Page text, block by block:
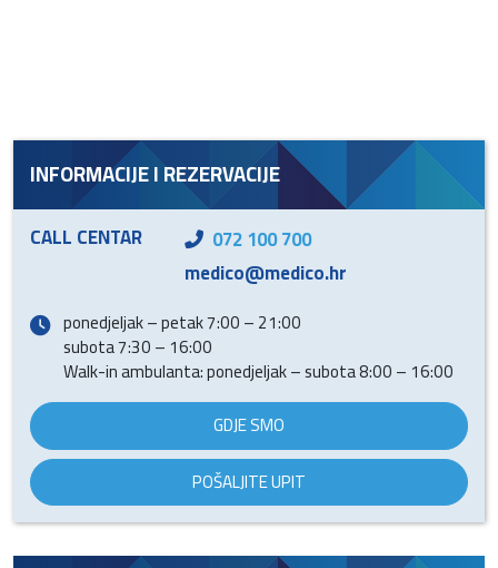
INFORMACIJE I REZERVACIJE
CALL CENTAR
072 100 700
medico@medico.hr
ponedjeljak – petak 7:00 – 21:00
subota 7:30 – 16:00
Walk-in ambulanta: ponedjeljak – subota 8:00 – 16:00
GDJE SMO
POŠALJITE UPIT